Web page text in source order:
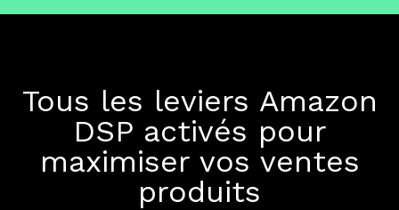
Tous les leviers Amazon
DSP activés pour
maximiser vos ventes
produits